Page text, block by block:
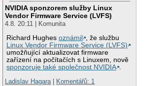
NVIDIA sponzorem služby Linux
Vendor Firmware Service (LVFS)
4.8. 20:11 | Komunita
Richard Hughesoznámil
, že službu
Linux Vendor Firmware Service (LVFS)
umožňující aktualizovat firmware
zařízení na počítačích s Linuxem, nově
sponzoruje také společnost NVIDIA
Ladislav Hagara| Komentářů: 1